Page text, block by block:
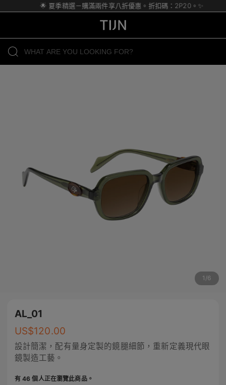
🌟 夏季精選－購滿兩件享八折優惠。折扣碼：2P20。✨
1 /6
AL_01
US$120.00
設計簡潔，配有量身定製的鏡腿細節，重新定義現代眼
鏡製造工藝。
有 46 個人正在瀏覽此商品。